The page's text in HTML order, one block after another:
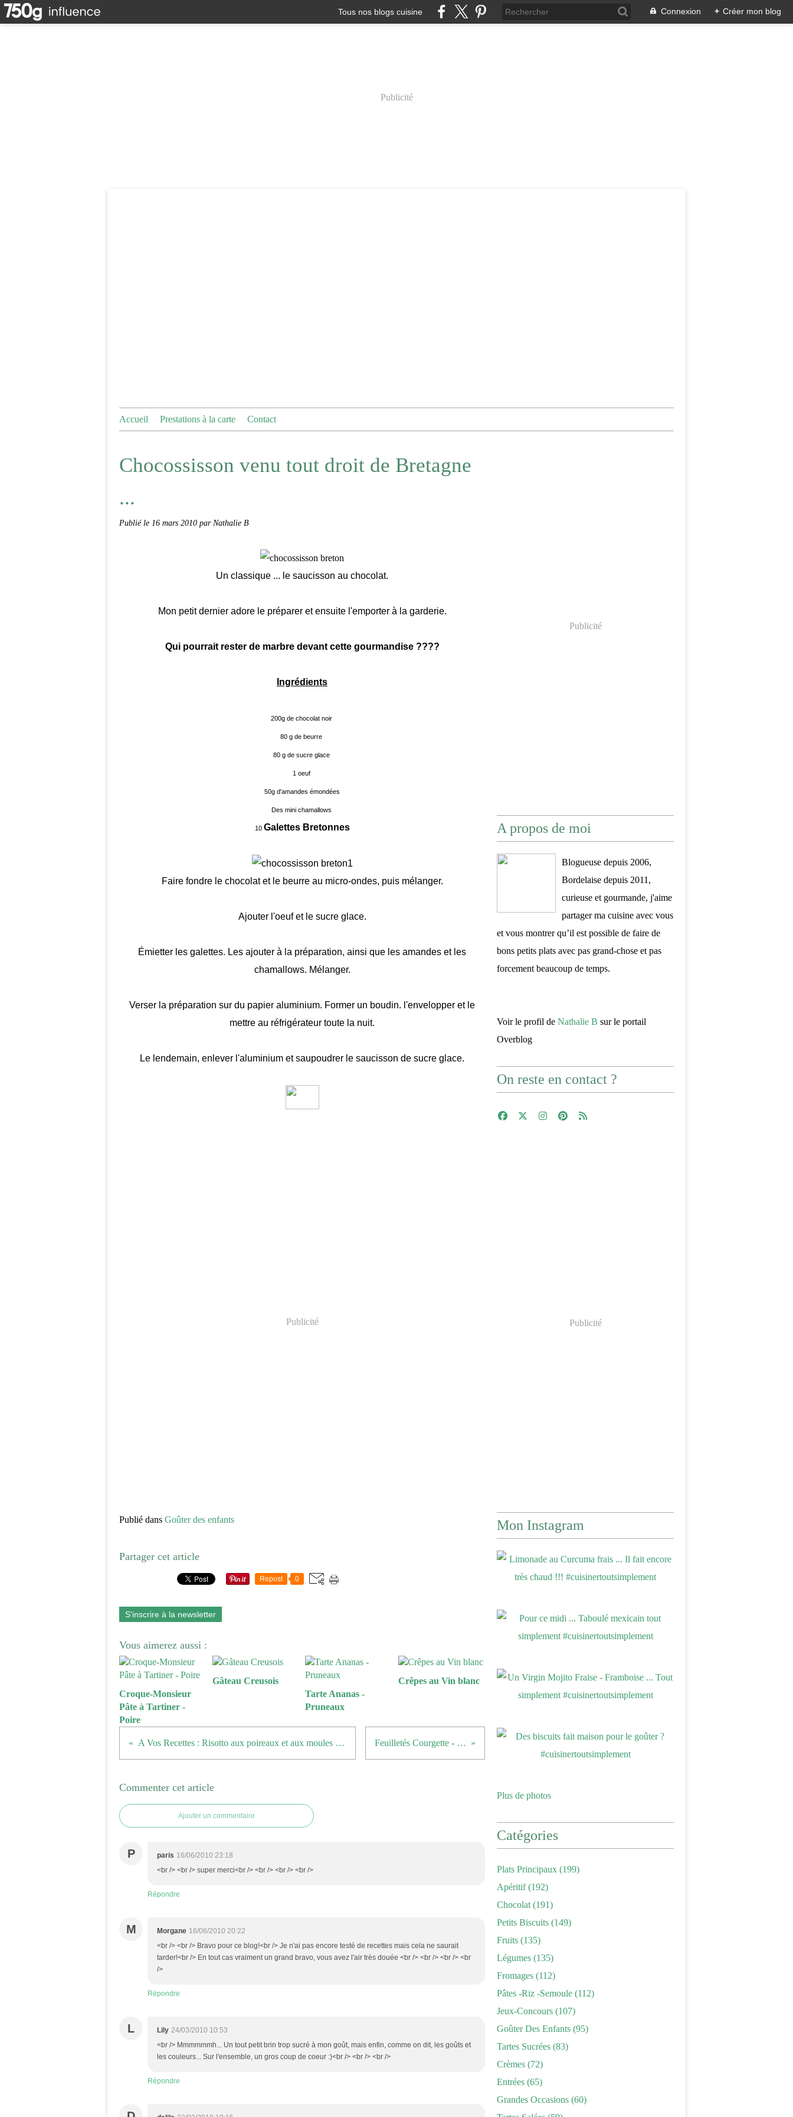
Tous nos blogs cuisine Connexion + Créer mon blog
Publicité
Accueil Prestations à la carte Contact
Chocossisson venu tout droit de Bretagne
...
Publié le 16 mars 2010 par Nathalie B
Un classique ... le saucisson au chocolat.
Mon petit dernier adore le préparer et ensuite l'emporter à la garderie.
Qui pourrait rester de marbre devant cette gourmandise ????
Ingrédients
200g de chocolat noir
80 g de beurre
80 g de sucre glace
1 oeuf
50g d'amandes émondées
Des mini chamallows
10 Galettes Bretonnes
Faire fondre le chocolat et le beurre au micro-ondes, puis mélanger.
Ajouter l'oeuf et le sucre glace.
Émietter les galettes. Les ajouter à la préparation, ainsi que les amandes et les
chamallows. Mélanger.
Verser la préparation sur du papier aluminium. Former un boudin. l'envelopper et le
mettre au réfrigérateur toute la nuit.
Le lendemain, enlever l'aluminium et saupoudrer le saucisson de sucre glace.
Publicité
Publié dans Goûter des enfants
Partager cet article
Repost 0
S'inscrire à la newsletter
Vous aimerez aussi :
Croque-Monsieur
Pâte à Tartiner -
Poire
Gâteau Creusois
Tarte Ananas -
Pruneaux
Crêpes au Vin blanc
A Vos Recettes : Risotto aux poireaux et aux moules de Aurélie Feuilletés Courgette - Crabe
Commenter cet article
Ajouter un commentaire
P paris 16/06/2010 23:18
<br /> <br /> super merci<br /> <br /> <br /> <br />
Répondre
M Morgane 16/06/2010 20:22
<br /> <br /> Bravo pour ce blog!<br /> Je n'ai pas encore testé de recettes mais cela ne saurait
tarder!<br /> En tout cas vraiment un grand bravo, vous avez l'air très douée <br /> <br /> <br /> <br
/>
Répondre
L Lily 24/03/2010 10:53
<br /> Mmmmmmh... Un tout petit brin trop sucré à mon goût, mais enfin, comme on dit, les goûts et
les couleurs... Sur l'ensemble, un gros coup de coeur :)<br /> <br /> <br />
Répondre
Publicité
A propos de moi
Blogueuse depuis 2006,
Bordelaise depuis 2011,
curieuse et gourmande, j'aime
partager ma cuisine avec vous
et vous montrer qu’il est possible de faire de
bons petits plats avec pas grand-chose et pas
forcement beaucoup de temps.
Voir le profil de Nathalie B sur le portail
Overblog
On reste en contact ?
Publicité
Mon Instagram
Plus de photos
Catégories
Plats Principaux (199)
Apéritif(192)
Chocolat (191)
Petits Biscuits (149)
Fruits (135)
Légumes (135)
Fromages (112)
Pâtes -riz -semoule (112)
Jeux-Concours (107)
Goûter Des Enfants (95)
Tartes Sucrées (83)
Crèmes (72)
Entrées (65)
Grandes Occasions (60)